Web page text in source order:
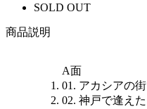
SOLD OUT
商品説明
A面
01. アカシアの
02. 神戸で逢え